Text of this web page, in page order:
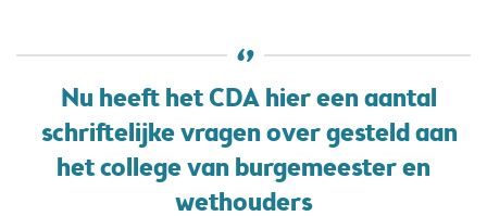
Nu heeft het CDA hier een aantal
schriftelijke vragen over gesteld aan
het college van burgemeester en
wethouders